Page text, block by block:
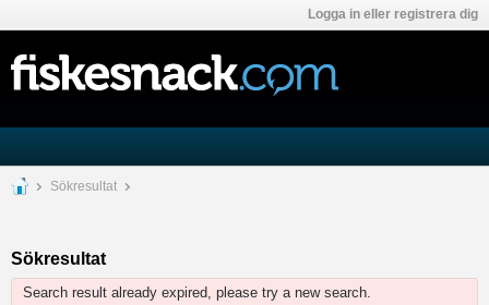
Logga in eller registrera dig
Sökresultat
Sökresultat
Search result already expired, please try a new search.